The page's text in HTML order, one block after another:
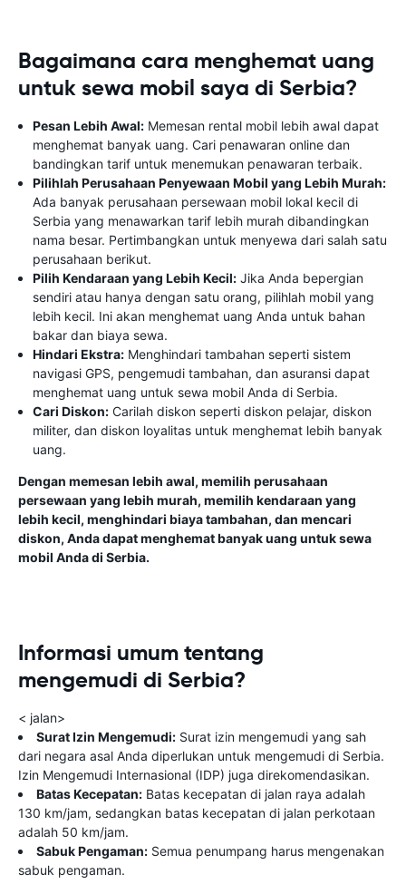
Bagaimana cara menghemat uang
untuk sewa mobil saya di Serbia?
Pesan Lebih Awal: Memesan rental mobil lebih awal dapat
menghemat banyak uang. Cari penawaran online dan
bandingkan tarif untuk menemukan penawaran terbaik.
Pilihlah Perusahaan Penyewaan Mobil yang Lebih Murah:
Ada banyak perusahaan persewaan mobil lokal kecil di
Serbia yang menawarkan tarif lebih murah dibandingkan
nama besar. Pertimbangkan untuk menyewa dari salah satu
perusahaan berikut.
Pilih Kendaraan yang Lebih Kecil: Jika Anda bepergian
sendiri atau hanya dengan satu orang, pilihlah mobil yang
lebih kecil. Ini akan menghemat uang Anda untuk bahan
bakar dan biaya sewa.
Hindari Ekstra: Menghindari tambahan seperti sistem
navigasi GPS, pengemudi tambahan, dan asuransi dapat
menghemat uang untuk sewa mobil Anda di Serbia.
Cari Diskon: Carilah diskon seperti diskon pelajar, diskon
militer, dan diskon loyalitas untuk menghemat lebih banyak
uang.
Dengan memesan lebih awal, memilih perusahaan
persewaan yang lebih murah, memilih kendaraan yang
lebih kecil, menghindari biaya tambahan, dan mencari
diskon, Anda dapat menghemat banyak uang untuk sewa
mobil Anda di Serbia.
Informasi umum tentang
mengemudi di Serbia?
< jalan>
Surat Izin Mengemudi: Surat izin mengemudi yang sah
dari negara asal Anda diperlukan untuk mengemudi di Serbia.
Izin Mengemudi Internasional (IDP) juga direkomendasikan.
Batas Kecepatan: Batas kecepatan di jalan raya adalah
130 km/jam, sedangkan batas kecepatan di jalan perkotaan
adalah 50 km/jam.
Sabuk Pengaman: Semua penumpang harus mengenakan
sabuk pengaman.